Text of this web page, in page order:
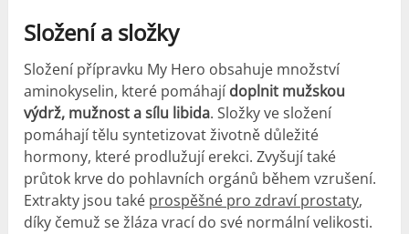
Složení a složky
Složení přípravku My Hero obsahuje množství
aminokyselin, které pomáhají doplnit mužskou
výdrž, mužnost a sílu libida. Složky ve složení
pomáhají tělu syntetizovat životně důležité
hormony, které prodlužují erekci. Zvyšují také
průtok krve do pohlavních orgánů během vzrušení.
Extrakty jsou také prospěšné pro zdraví prostaty,
díky čemuž se žláza vrací do své normální velikosti.